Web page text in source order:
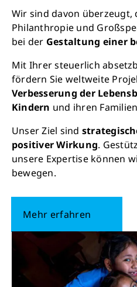
Wir sind davon überzeugt,
Philanthropie und
bei der Gestaltung einer
Mit Ihrer steuerlich
fördern Sie weltweite
Verbesserung der
Kindern und ihren
Unser Ziel sind
positiver Wirkung.
unsere Expertise können
bewegen.
Mehr erfahren